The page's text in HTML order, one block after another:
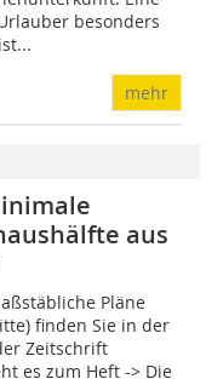
besonders
mehr
aus
Pläne
finden Sie in der
Zeitschrift
es zum Heft -> Die